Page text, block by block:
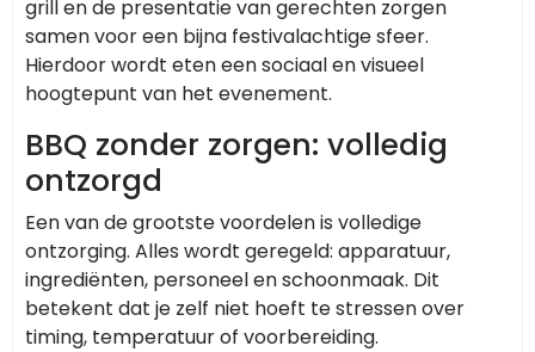
grill en de presentatie van gerechten zorgen
samen voor een bijna festivalachtige sfeer.
Hierdoor wordt eten een sociaal en visueel
hoogtepunt van het evenement.
BBQ zonder zorgen: volledig
ontzorgd
Een van de grootste voordelen is volledige
ontzorging. Alles wordt geregeld: apparatuur,
ingrediënten, personeel en schoonmaak. Dit
betekent dat je zelf niet hoeft te stressen over
timing, temperatuur of voorbereiding.